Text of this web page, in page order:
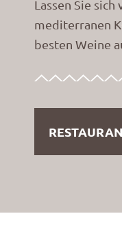
Lassen Sie
mediterranen
besten Weine